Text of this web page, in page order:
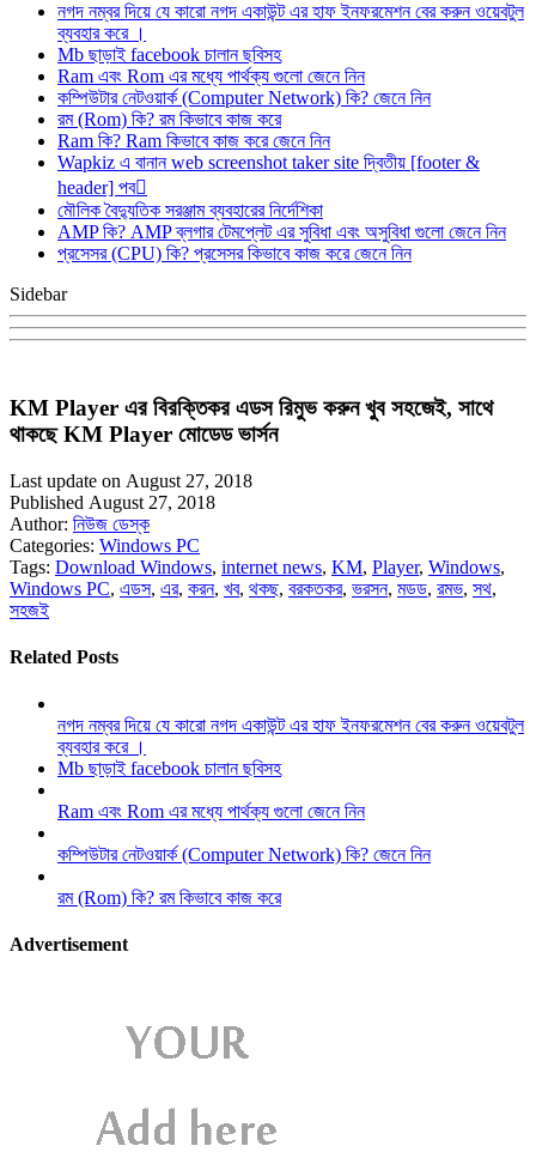
নগদ নম্বর দিয়ে যে কারো নগদ একাউন্ট এর হাফ ইনফরমেশন বের করুন ওয়েবটুল
ব্যবহার করে ।
Mb ছাড়াই facebook চালান ছবিসহ
Ram এবং Rom এর মধ্যে পার্থক্য গুলো জেনে নিন
কম্পিউটার নেটওয়ার্ক (Computer Network) কি? জেনে নিন
রম (Rom) কি? রম কিভাবে কাজ করে
Ram কি? Ram কিভাবে কাজ করে জেনে নিন
Wapkiz এ বানান web screenshot taker site দ্বিতীয় [footer &
header] পব
মৌলিক বৈদ্যুতিক সরঞ্জাম ব্যবহারের নির্দেশিকা
AMP কি? AMP ব্লগার টেমপ্লেট এর সুবিধা এবং অসুবিধা গুলো জেনে নিন
প্রসেসর (CPU) কি? প্রসেসর কিভাবে কাজ করে জেনে নিন
Sidebar
KM Player এর বিরক্তিকর এডস রিমুভ করুন খুব সহজেই, সাথে
থাকছে KM Player মোডেড ভার্সন
Last update on August 27, 2018
Published August 27, 2018
Author: নিউজ ডেস্ক
Categories: Windows PC
Tags: Download Windows, internet news, KM, Player, Windows,
Windows PC, এডস, এর, করন, খব, থকছ, বরকতকর, ভরসন, মডড, রমভ, সথ,
সহজই
Related Posts
নগদ নম্বর দিয়ে যে কারো নগদ একাউন্ট এর হাফ ইনফরমেশন বের করুন ওয়েবটুল
ব্যবহার করে ।
Mb ছাড়াই facebook চালান ছবিসহ
Ram এবং Rom এর মধ্যে পার্থক্য গুলো জেনে নিন
কম্পিউটার নেটওয়ার্ক (Computer Network) কি? জেনে নিন
রম (Rom) কি? রম কিভাবে কাজ করে
Advertisement